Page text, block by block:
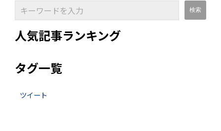
人気記事ランキング
タグ一覧
ツイート